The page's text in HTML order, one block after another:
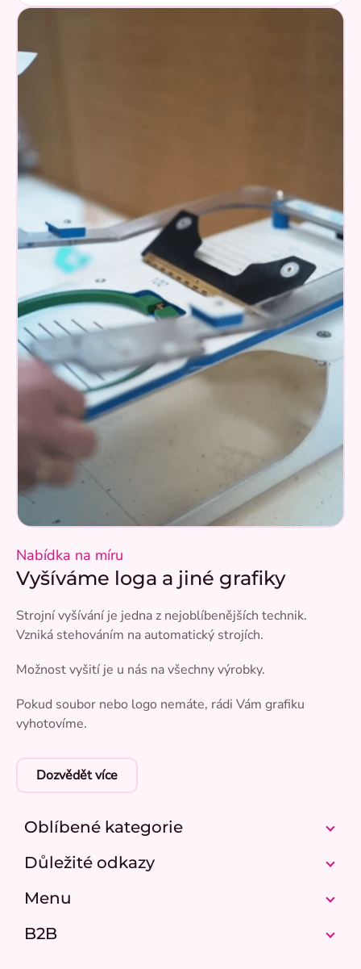
Nabídka na míru
Vyšíváme loga a jiné grafiky
Strojní vyšívání je jedna z nejoblíbenějších technik.
Vzniká stehováním na automatický strojích.
Možnost vyšití je u nás na všechny výrobky.
Pokud soubor nebo logo nemáte, rádi Vám grafiku
vyhotovíme.
Dozvědět více
Oblíbené kategorie
Důležité odkazy
Menu
B2B